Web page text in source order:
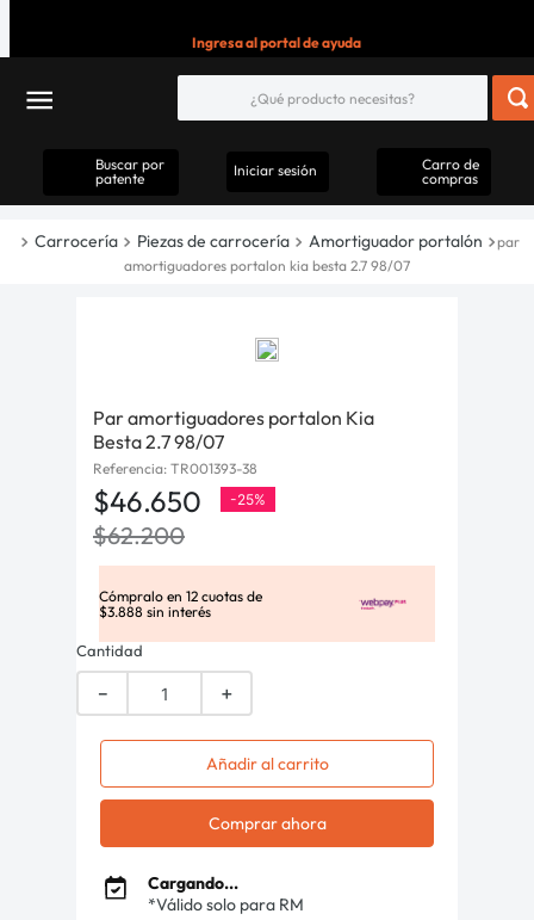
Ingresa al portal de ayuda
Buscar por
patente
Iniciar sesión
Carro de
compras
Carrocería Piezas de carrocería Amortiguador portalón
par
amortiguadores portalon kia besta 2.7 98/07
Par amortiguadores portalon Kia
Besta 2.7 98/07
Referencia: TR001393-38
$46.650 -25%
$62.200
Cómpralo en 12 cuotas de
$3.888 sin interés
Cantidad
＋
－
Añadir al carrito
Comprar ahora
Cargando...
*Válido solo para RM